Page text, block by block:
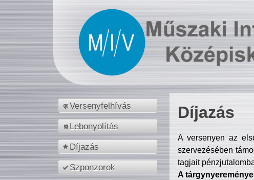
Versenyfelhívás
Lebonyolítás
Díjazás
Szponzorok
Díjazás
A versenyen az
szervezésében
tagjait
A